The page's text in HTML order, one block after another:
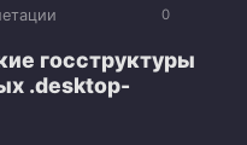
0
госструктуры
.desktop-